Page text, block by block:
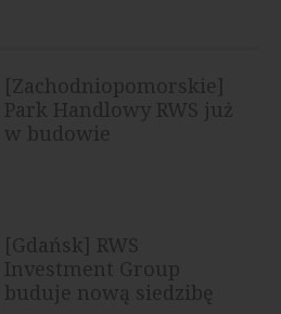
[Zachodniopomorskie]
Park Handlowy RWS już
w budowie
[Gdańsk] RWS
Investment Group
buduje nową siedzibę